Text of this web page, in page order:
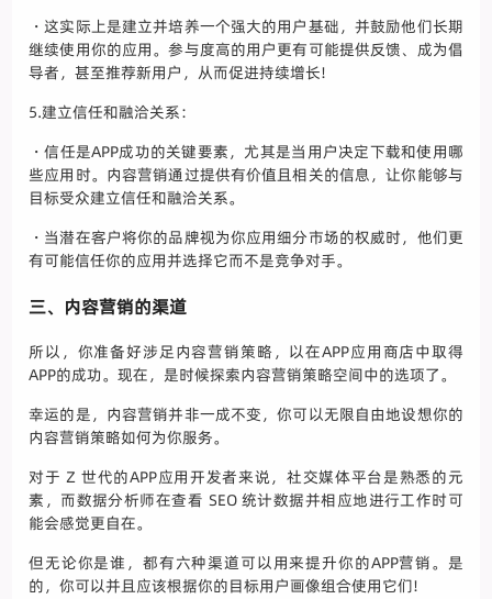
・这实际上是建立并培养一个强大的用户基础，并鼓励他们长期
继续使用你的应用。参与度高的用户更有可能提供反馈、成为倡
导者，甚至推荐新用户，从而促进持续增长!
5.建立信任和融洽关系：
・信任是APP成功的关键要素，尤其是当用户决定下载和使用哪
些应用时。内容营销通过提供有价值且相关的信息，让你能够与
目标受众建立信任和融洽关系。
・当潜在客户将你的品牌视为你应用细分市场的权威时，他们更
有可能信任你的应用并选择它而不是竞争对手。
三、内容营销的渠道
所以，你准备好涉足内容营销策略，以在APP应用商店中取得
APP的成功。现在，是时候探索内容营销策略空间中的选项了。
幸运的是，内容营销并非一成不变，你可以无限自由地设想你的
内容营销策略如何为你服务。
对于 Z 世代的APP应用开发者来说，社交媒体平台是熟悉的元
素，而数据分析师在查看 SEO 统计数据并相应地进行工作时可
能会感觉更自在。
但无论你是谁，都有六种渠道可以用来提升你的APP营销。是
的，你可以并且应该根据你的目标用户画像组合使用它们!